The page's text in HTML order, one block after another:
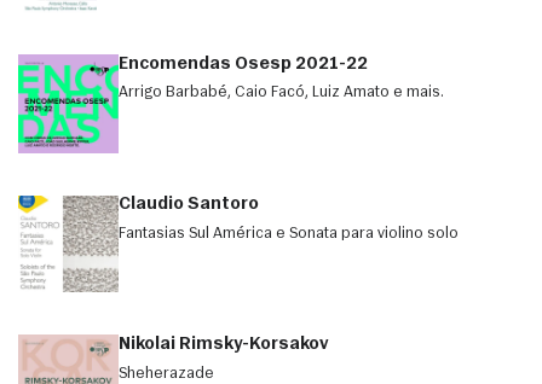
Encomendas Osesp 2021-22
Arrigo Barbabé, Caio Facó, Luiz Amato e mais.
Claudio Santoro
Fantasias Sul América e Sonata para violino solo
Nikolai Rimsky-Korsakov
Sheherazade